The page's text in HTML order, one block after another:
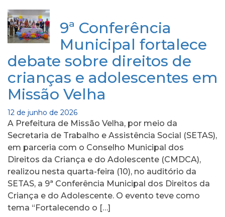
9ª Conferência
Municipal fortalece
debate sobre direitos de
crianças e adolescentes em
Missão Velha
12 de junho de 2026
A Prefeitura de Missão Velha, por meio da
Secretaria de Trabalho e Assistência Social (SETAS),
em parceria com o Conselho Municipal dos
Direitos da Criança e do Adolescente (CMDCA),
realizou nesta quarta-feira (10), no auditório da
SETAS, a 9ª Conferência Municipal dos Direitos da
Criança e do Adolescente. O evento teve como
tema “Fortalecendo o […]